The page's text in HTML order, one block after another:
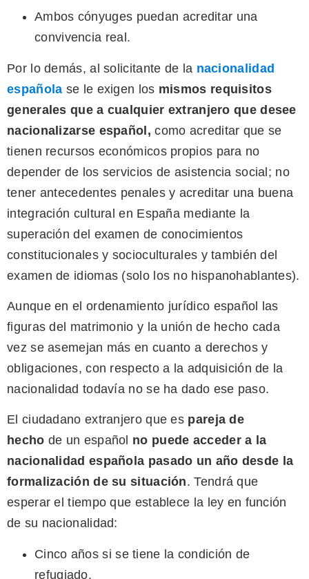
Ambos cónyuges puedan acreditar una
convivencia real.
Por lo demás, al solicitante de la nacionalidad
española se le exigen los mismos requisitos
generales que a cualquier extranjero que desee
nacionalizarse español, como acreditar que se
tienen recursos económicos propios para no
depender de los servicios de asistencia social; no
tener antecedentes penales y acreditar una buena
integración cultural en España mediante la
superación del examen de conocimientos
constitucionales y socioculturales y también del
examen de idiomas (solo los no hispanohablantes).
Aunque en el ordenamiento jurídico español las
figuras del matrimonio y la unión de hecho cada
vez se asemejan más en cuanto a derechos y
obligaciones, con respecto a la adquisición de la
nacionalidad todavía no se ha dado ese paso.
El ciudadano extranjero que es pareja de
hecho de un español no puede acceder a la
nacionalidad española pasado un año desde la
formalización de su situación. Tendrá que
esperar el tiempo que establece la ley en función
de su nacionalidad:
Cinco años si se tiene la condición de
refugiado.